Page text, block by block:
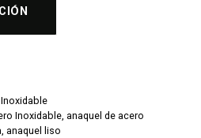
Inoxidable, anaquel de acero
, anaquel liso